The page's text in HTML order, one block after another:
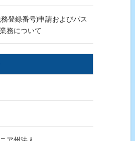
登録番号)申請およびパス
務について